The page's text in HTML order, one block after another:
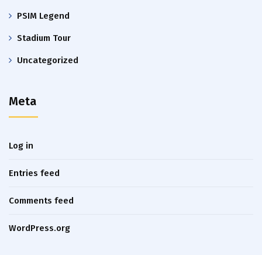
PSIM Legend
Stadium Tour
Uncategorized
Meta
Log in
Entries feed
Comments feed
WordPress.org